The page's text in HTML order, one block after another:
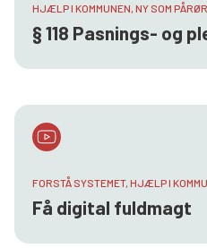
HJÆLP I KOMMUNEN, NY SOM
§ 118 Pasnings- og
FORSTÅ SYSTEMET, HJÆLP I
Få digital fuldmagt